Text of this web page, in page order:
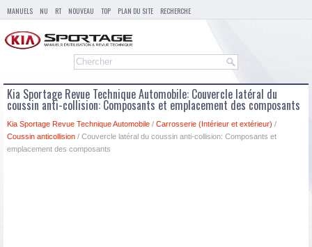
MANUELS NU RT NOUVEAU TOP PLAN DU SITE RECHERCHE
Kia Sportage Revue Technique Automobile: Couvercle latéral du
coussin anti-collision: Composants et emplacement des composants
Kia Sportage Revue Technique Automobile / Carrosserie (Intérieur et extérieur) /
Coussin anticollision / Couvercle latéral du coussin anti-collision: Composants et
emplacement des composants